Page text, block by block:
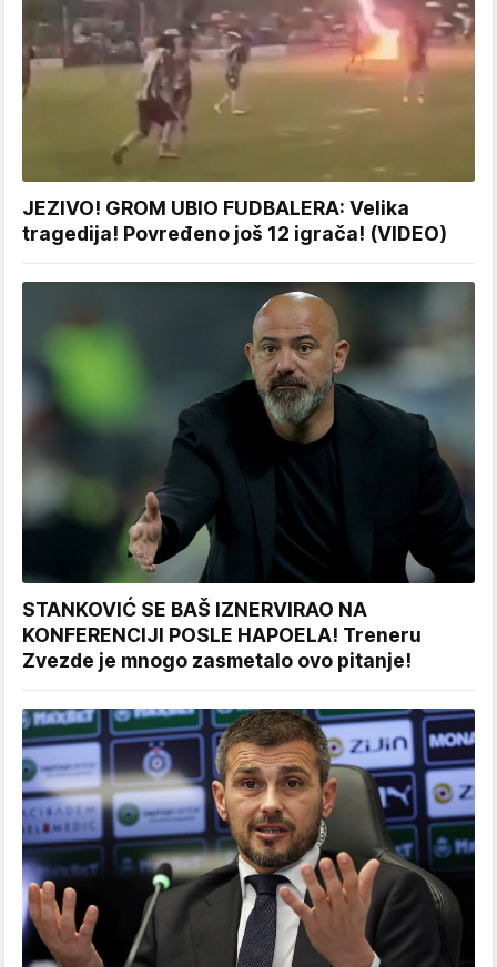
JEZIVO! GROM UBIO FUDBALERA: Velika
tragedija! Povređeno još 12 igrača! (VIDEO)
STANKOVIĆ SE BAŠ IZNERVIRAO NA
KONFERENCIJI POSLE HAPOELA! Treneru
Zvezde je mnogo zasmetalo ovo pitanje!